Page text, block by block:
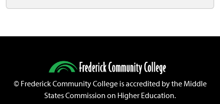
©Frederick Community College is accredited by the Middle
States Commission on Higher Education.